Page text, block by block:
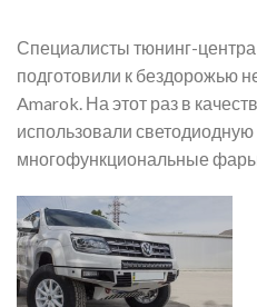
Специалисты тюнинг-
подготовили к бездорожью
Amarok. На этот раз в
использовали
многофункциональные